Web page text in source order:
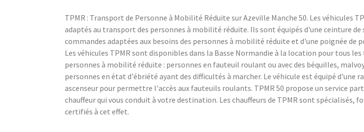
TPMR : Transport de Personne à Mobilité Réduite sur Azeville Manche 50. Les véhicules
adaptés au transport des personnes à mobilité réduite. Ils sont équipés d'une ceinture de
commandes adaptées aux besoins des personnes à mobilité réduite et d'une poignée de
Les véhicules TPMR sont disponibles dans la Basse Normandie à la location pour tous les
personnes à mobilité réduite : personnes en fauteuil roulant ou avec des béquilles,
personnes en état d'ébriété ayant des difficultés à marcher. Le véhicule est équipé d'une
ascenseur pour permettre l'accès aux fauteuils roulants. TPMR 50 propose un service
chauffeur qui vous conduit à votre destination. Les chauffeurs de TPMR sont spécialisés,
certifiés à cet effet.